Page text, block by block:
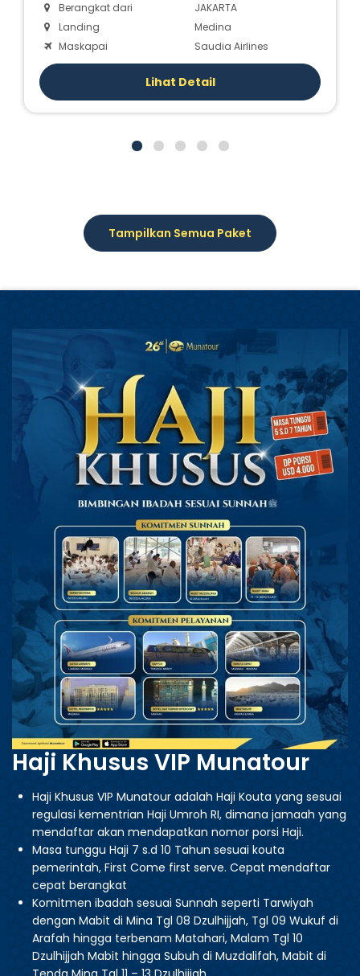
Berangkat dari
JAKARTA
Landing
Medina
Maskapai
Saudia Airlines
Lihat Detail
Tampilkan Semua Paket
Haji Khusus VIP Munatour
Haji Khusus VIP Munatour adalah Haji Kouta yang sesuai
regulasi kementrian Haji Umroh RI, dimana jamaah yang
mendaftar akan mendapatkan nomor porsi Haji.
Masa tunggu Haji 7 s.d 10 Tahun sesuai kouta
pemerintah, First Come first serve. Cepat mendaftar
cepat berangkat
Komitmen ibadah sesuai Sunnah seperti Tarwiyah
dengan Mabit di Mina Tgl 08 Dzulhijjah, Tgl 09 Wukuf di
Arafah hingga terbenam Matahari, Malam Tgl 10
Dzulhijjah Mabit hingga Subuh di Muzdalifah, Mabit di